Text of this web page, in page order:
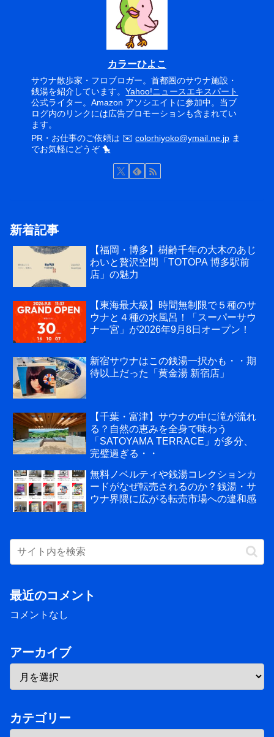
カラーひよこ
サウナ散歩家・フロブロガー。首都圏のサウナ施設・
銭湯を紹介しています。Yahoo!ニュースエキスパート
公式ライター。Amazon アソシエイトに参加中。当ブ
ログ内のリンクには広告プロモーションも含まれてい
ます。
PR・お仕事のご依頼は ✉️colorhiyoko@ymail.ne.jp ま
でお気軽にどうぞ 🐤
新着記事
【福岡・博多】樹齢千年の大木のあじ
わいと贅沢空間「TOTOPA 博多駅前
店」の魅力
【東海最大級】時間無制限で５種のサ
ウナと４種の水風呂！「スーパーサウ
ナ一宮」が2026年9月8日オープン！
新宿サウナはこの銭湯一択かも・・期
待以上だった「黄金湯 新宿店」
【千葉・富津】サウナの中に滝が流れ
る？自然の恵みを全身で味わう
「SATOYAMA TERRACE」が多分、
完璧過ぎる・・
無料ノベルティや銭湯コレクションカ
ードがなぜ転売されるのか？銭湯・サ
ウナ界隈に広がる転売市場への違和感
最近のコメント
コメントなし
アーカイブ
カテゴリー